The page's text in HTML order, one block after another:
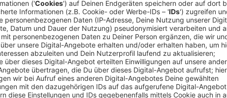
Am Freitagabend (6. Mai 2022) gewann das Team
Aufstiegskandidaten Darmstadt mit 2:1. Ein Sieg
Zimmermann.
Anzeige